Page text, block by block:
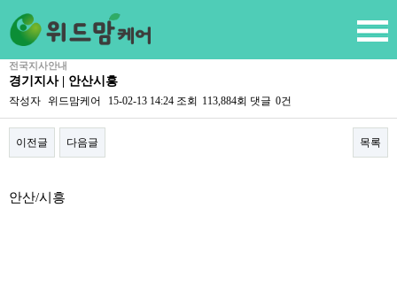
전국지사안내
경기지사 | 안산시흥
작성자 위드맘케어 15-02-13 14:24 조회 113,884회 댓글 0건
이전글 다음글 목록
안산/시흥